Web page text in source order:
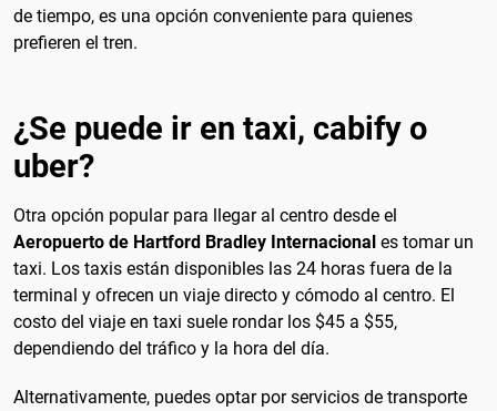
de tiempo, es una opción conveniente para quienes
prefieren el tren.
¿Se puede ir en taxi, cabify o
uber?
Otra opción popular para llegar al centro desde el
Aeropuerto de Hartford Bradley Internacional es tomar un
taxi. Los taxis están disponibles las 24 horas fuera de la
terminal y ofrecen un viaje directo y cómodo al centro. El
costo del viaje en taxi suele rondar los $45 a $55,
dependiendo del tráfico y la hora del día.
Alternativamente, puedes optar por servicios de transporte